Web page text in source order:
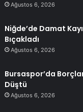
Ağustos 6, 2026
Niğde’de Damat
Bıçakladı
Ağustos 6, 2026
Bursaspor’da
Düştü
Ağustos 6, 2026